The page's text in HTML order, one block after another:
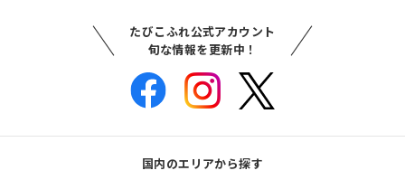
たびこふれ公式アカウント
旬な情報を更新中！
国内のエリアから探す